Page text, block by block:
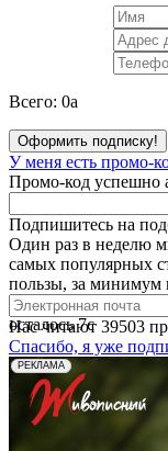
Всего: 0a
Оформить подписку!
У меня есть промо-
Промо-код успешно
Подпишитесь на
Один раз в неделю
самых популярных
пользы, за минимум
Нас читают 39503
Спасибо, я уже
осталось7с